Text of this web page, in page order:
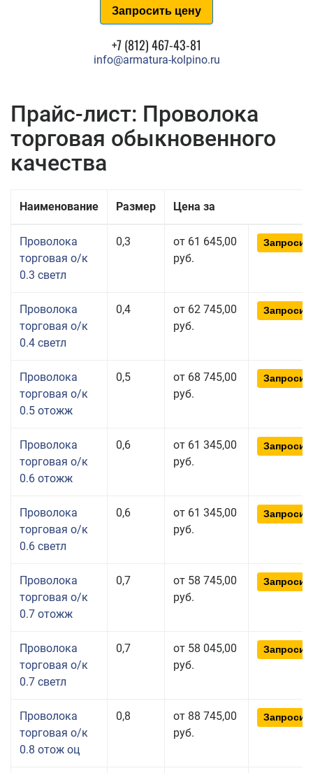
Запросить цену
+7 (812) 467-43-81
info@armatura-kolpino.ru
Прайс-лист: Проволока
торговая обыкновенного
качества
Наименование Размер Цена за
Проволока
торговая о/к
0.3 светл
0,3
от 61 645,00
руб.
Проволока
торговая о/к
0.4 светл
0,4
от 62 745,00
руб.
Проволока
торговая о/к
0.5 отожж
0,5
от 68 745,00
руб.
Проволока
торговая о/к
0.6 отожж
0,6
от 61 345,00
руб.
Проволока
торговая о/к
0.6 светл
0,6
от 61 345,00
руб.
Проволока
торговая о/к
0.7 отожж
0,7
от 58 745,00
руб.
Проволока
торговая о/к
0.7 светл
0,7
от 58 045,00
руб.
Проволока
торговая о/к
0.8 отож оц
0,8
от 88 745,00
руб.